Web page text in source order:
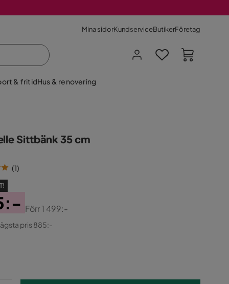
Mina sidorKundserviceButikerFöretag
& fritidHus & renovering
Sittbänk 35 cm
(1)
Förr1 499:-
pris 885:-